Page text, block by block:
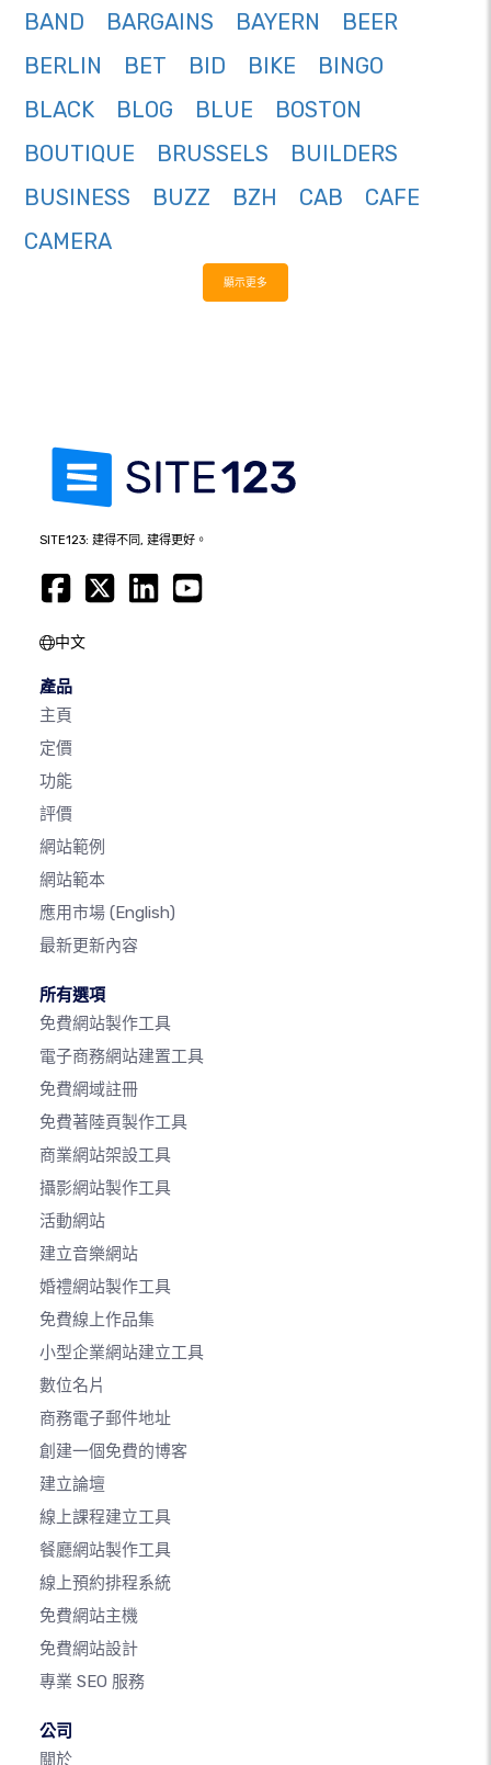
BAND
BARGAINS BAYERN
BEER
BERLIN
BET BID BIKE
BINGO
BLACK
BLOG BLUE
BOSTON
BOUTIQUE
BRUSSELS
BUILDERS
BUSINESS
BUZZ BZH CAB
CAFE
CAMERA
顯示更多
SITE123: 建得不同, 建得更好。
中文
產品
主頁
定價
功能
評價
網站範例
網站範本
應用市場 (English)
最新更新內容
所有選項
免費網站製作工具
電子商務網站建置工具
免費網域註冊
免費著陸頁製作工具
商業網站架設工具
攝影網站製作工具
活動網站
建立音樂網站
婚禮網站製作工具
免費線上作品集
小型企業網站建立工具
數位名片
商務電子郵件地址
創建一個免費的博客
建立論壇
線上課程建立工具
餐廳網站製作工具
線上預約排程系統
免費網站主機
免費網站設計
專業 SEO 服務
公司
關於